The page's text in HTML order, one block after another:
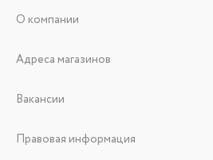
О компании
Адреса магазинов
Вакансии
Правовая информация